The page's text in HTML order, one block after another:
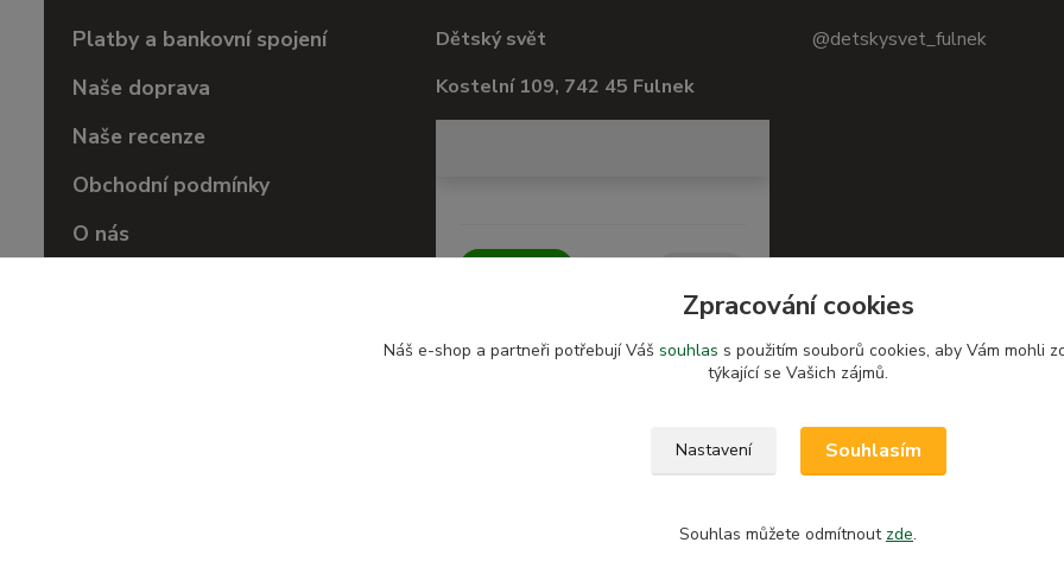
Platby a bankovní spojení
Naše doprava
Naše recenze
Obchodní podmínky
O nás
Dětský svět
Kostelní 109, 742 45 Fulnek
@detskysvet_fulnek
Zpracování cookies
Náš e-shop a partneři potřebují Váš souhlas s použitím souborů cookies, aby Vám mohli
týkající se Vašich zájmů.
Nastavení Souhlasím
Souhlas můžete odmítnout zde.